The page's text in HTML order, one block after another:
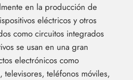
en la producción de
eléctricos y otros
como circuitos integrados
se usan en una gran
electrónicos como
televisores, teléfonos móviles,